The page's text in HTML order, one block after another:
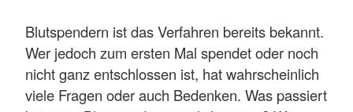
Blutspendern ist das Verfahren bereits bekannt.
Wer jedoch zum ersten Mal spendet oder noch
nicht ganz entschlossen ist, hat wahrscheinlich
viele Fragen oder auch Bedenken. Was passiert